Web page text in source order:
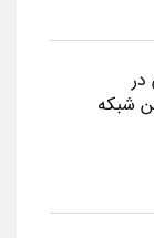
شبکه